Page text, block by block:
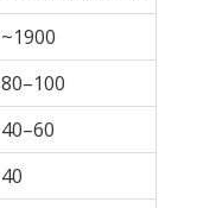
~1900
80–100
40–60
40